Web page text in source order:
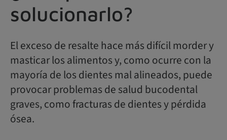
solucionarlo?
El exceso de resalte hace más difícil morder y
masticar los alimentos y, como ocurre con la
mayoría de los dientes mal alineados, puede
provocar problemas de salud bucodental
graves, como fracturas de dientes y pérdida
ósea.